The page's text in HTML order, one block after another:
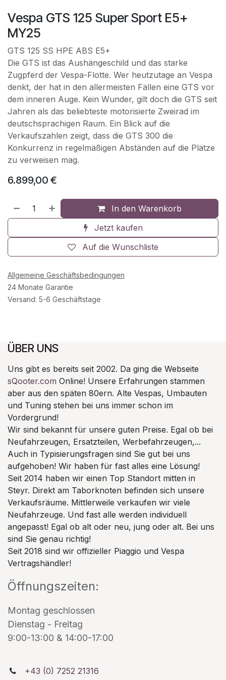
Vespa GTS 125 Super Sport E5+
MY25
GTS 125 SS HPE ABS E5+
Die GTS ist das Aushängeschild und das starke
Zugpferd der Vespa-Flotte. Wer heutzutage an Vespa
denkt, der hat in den allermeisten Fällen eine GTS vor
dem inneren Auge. Kein Wunder, gilt doch die GTS seit
Jahren als das beliebteste motorisierte Zweirad im
deutschsprachigen Raum. Ein Blick auf die
Verkaufszahlen zeigt, dass die GTS 300 die
Konkurrenz in regelmäßigen Abständen auf die Plätze
zu verweisen mag.
6.899,00 €
In den Warenkorb
Jetzt kaufen
Auf die Wunschliste
Allgemeine Geschäftsbedingungen
24 Monate Garantie
Versand: 5-6 Geschäftstage
ÜBER UNS
Uns gibt es bereits seit 2002. Da ging die Webseite
sQooter.com Online! Unsere Erfahrungen stammen
aber aus den späten 80ern. Alte Vespas, Umbauten
und Tuning stehen bei uns immer schon im
Vordergrund!
Wir sind bekannt für unsere guten Preise. Egal ob bei
Neufahrzeugen, Ersatzteilen, Werbefahrzeugen,...
Auch in Typisierungsfragen sind Sie gut bei uns
aufgehoben! Wir haben für fast alles eine Lösung!
Seit 2014 haben wir einen Top Standort mitten in
Steyr. Direkt am Taborknoten befinden sich unsere
Verkaufsräume. Mittlerweile verkaufen wir viele
Neufahrzeuge. Und fast alle werden individuell
angepasst! Egal ob alt oder neu, jung oder alt. Bei uns
sind Sie genau richtig!
Seit 2018 sind wir offizieller Piaggio und Vespa
Vertragshändler!
Öffnungszeiten:
Montag geschlossen
Dienstag - Freitag
9:00-13:00 & 14:00-17:00
+43 (0) 7252 21316